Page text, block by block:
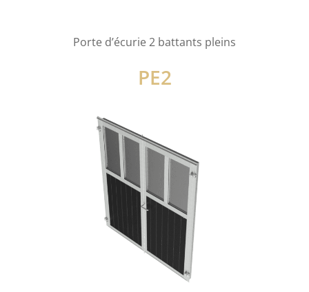
Porte d’écurie 2 battants pleins
PE2